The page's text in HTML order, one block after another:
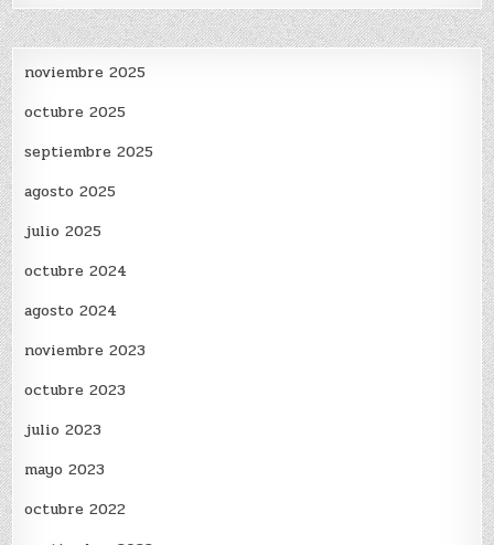
noviembre 2025
octubre 2025
septiembre 2025
agosto 2025
julio 2025
octubre 2024
agosto 2024
noviembre 2023
octubre 2023
julio 2023
mayo 2023
octubre 2022